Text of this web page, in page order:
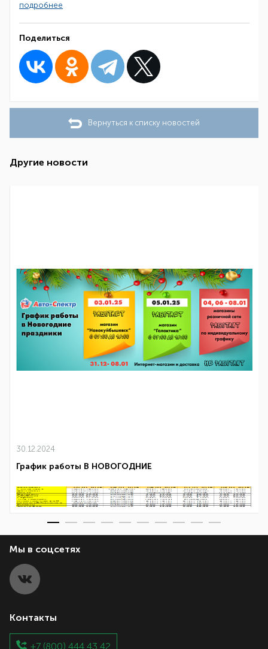
подробнее
Поделиться
Вернуться к списку новостей
Другие новости
30.12.2024
График работы В НОВОГОДНИЕ
Мы в соцсетях
Контакты
+7 (800) 444 43 42